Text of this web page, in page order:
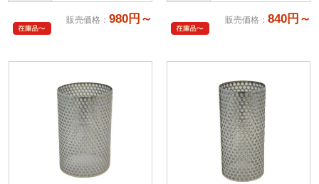
販売価格 ： 980円～ 販売価格 ： 840円～